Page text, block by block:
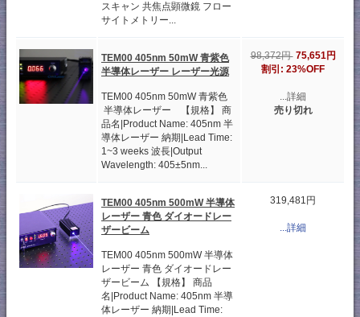
スキャン 共焦点顕微鏡 フロー
サイトメトリー...
TEM00 405nm 50mW 青紫色
半導体レーザー レーザー光源
TEM00 405nm 50mW 青紫色
半導体レーザー 【規格】 商
品名|Product Name: 405nm 半
導体レーザー 納期|Lead Time:
1~3 weeks 波長|Output
Wavelength: 405±5nm...
98,372円 75,651円
割引: 23%OFF
...詳細
売り切れ
TEM00 405nm 500mW 半導体
レーザー 青色 ダイオードレー
ザービーム
TEM00 405nm 500mW 半導体
レーザー 青色 ダイオードレー
ザービーム 【規格】 商品
名|Product Name: 405nm 半導
体レーザー 納期|Lead Time:
319,481円
...詳細